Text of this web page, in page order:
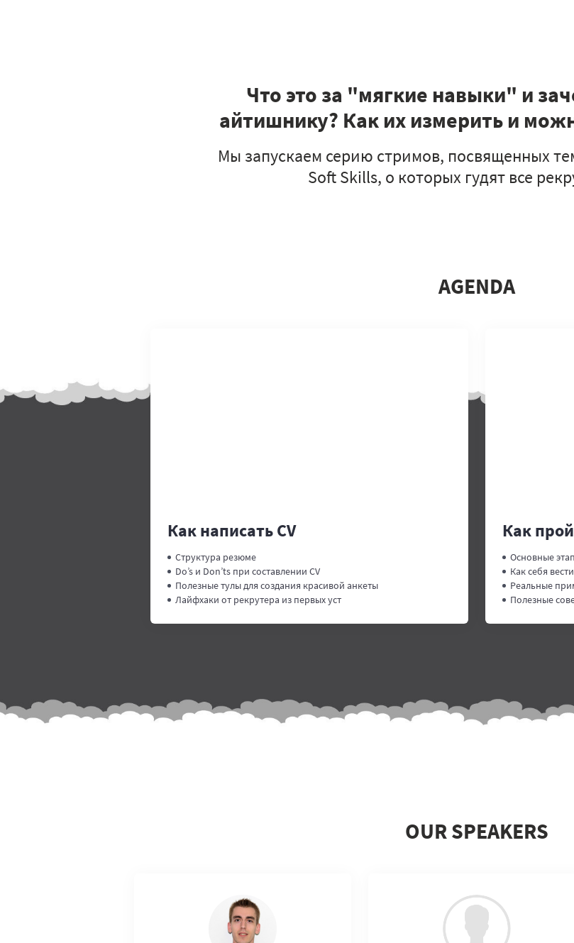
Что это за "мягкие навыки" и
айтишнику? Как их измерить и
Мы запускаем серию стримов, посвященных
Soft Skills, о которых гудят все
AGENDA
Как написать CV
Структура резюме
Do’s и Don’ts при составлении CV
Полезные тулы для создания красивой анкеты
Лайфхаки от рекрутера из первых уст
Как
Основные
Как себя
Реальные
Полезные
.
OUR SPEAKERS